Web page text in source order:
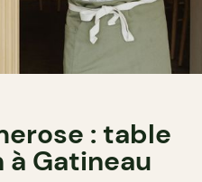
: table
à Gatineau